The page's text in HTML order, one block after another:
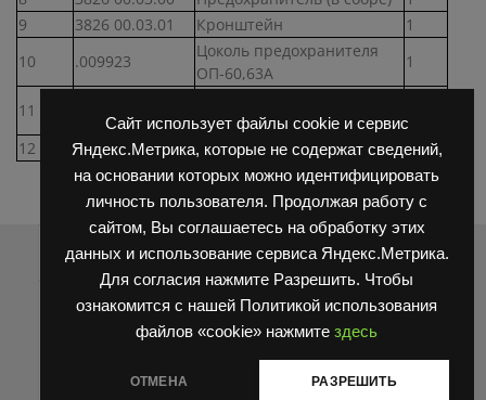
Сайт использует файлы cookie и сервис
Яндекс.Метрика, которые не содержат сведений,
на основании которых можно идентифицировать
личность пользователя. Продолжая работу с
сайтом, Вы соглашаетесь на обработку этих
данных и использование сервиса Яндекс.Метрика.
Для согласия нажмите Разрешить. Чтобы
ознакомится с нашей Политикой использования
файлов «cookie» нажмите здесь
ОТМЕНА РАЗРЕШИТЬ
9
3826 00.03.01 Кронштейн
1
10
.009923
Цоколь предохранителя
ОП-60,63А
1
11
63А
12
3851 00.01.00 Плита (в сборе) 1
Распродажа